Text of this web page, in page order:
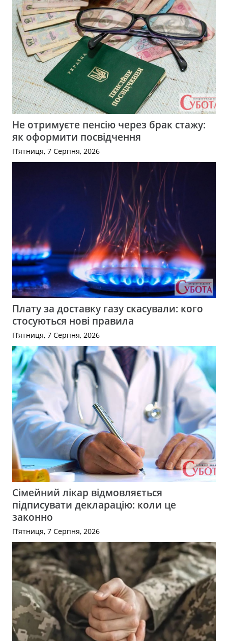
Не отримуєте пенсію через брак стажу:
як оформити посвідчення
П’ятниця, 7 Серпня, 2026
Плату за доставку газу скасували: кого
стосуються нові правила
П’ятниця, 7 Серпня, 2026
Сімейний лікар відмовляється
підписувати декларацію: коли це
законно
П’ятниця, 7 Серпня, 2026